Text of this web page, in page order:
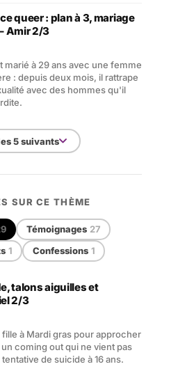
queer : plan à 3, mariage
Amir 2/3
marié à 29 ans avec une femme
: depuis deux mois, il rattrape
avec des hommes qu'il
5 suivants
SUR CE THÈME
Témoignages 27
1 Confessions 1
talons aiguilles et
2/3
à Mardi gras pour approcher
coming out qui ne vient pas
de suicide à 16 ans.